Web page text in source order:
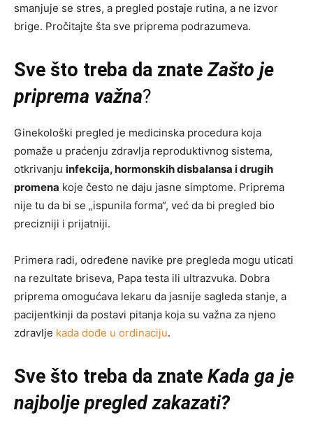
smanjuje se stres, a pregled postaje rutina, a ne izvor
brige. Pročitajte šta sve priprema podrazumeva.
Sve što treba da znate Zašto je
priprema važna?
Ginekološki pregled je medicinska procedura koja
pomaže u praćenju zdravlja reproduktivnog sistema,
otkrivanju infekcija, hormonskih disbalansa i drugih
promena koje često ne daju jasne simptome. Priprema
nije tu da bi se „ispunila forma“, već da bi pregled bio
precizniji i prijatniji.
Primera radi, određene navike pre pregleda mogu uticati
na rezultate briseva, Papa testa ili ultrazvuka. Dobra
priprema omogućava lekaru da jasnije sagleda stanje, a
pacijentkinji da postavi pitanja koja su važna za njeno
zdravlje kada dođe u ordinaciju.
Sve što treba da znate Kada ga je
najbolje pregled zakazati?